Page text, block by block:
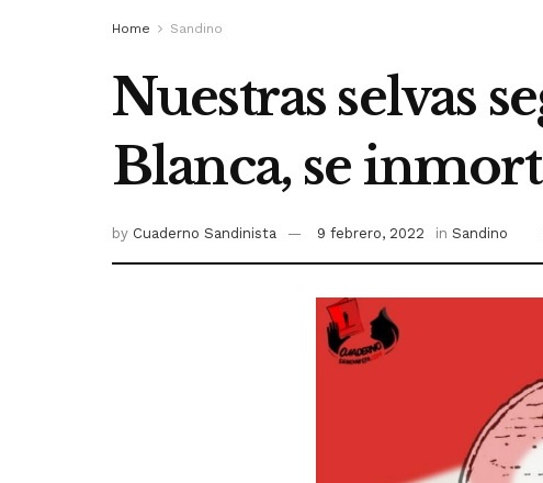
Home Sandino
Nuestras selvas
Blanca, se
by Cuaderno Sandinista 9 febrero, 2022 in Sandino